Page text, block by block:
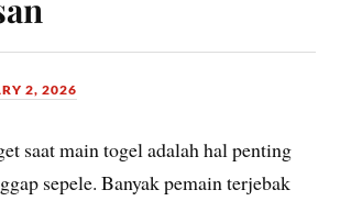
2, 2026
saat main togel adalah hal penting
sepele. Banyak pemain terjebak